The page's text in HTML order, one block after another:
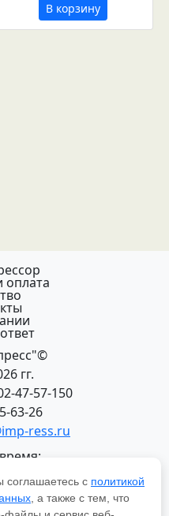
В корзину
оплата
гг.
47-57-150
63-26
ress.ru
(МСК+2)
край
соглашаетесь с политикой
, а также с тем, что